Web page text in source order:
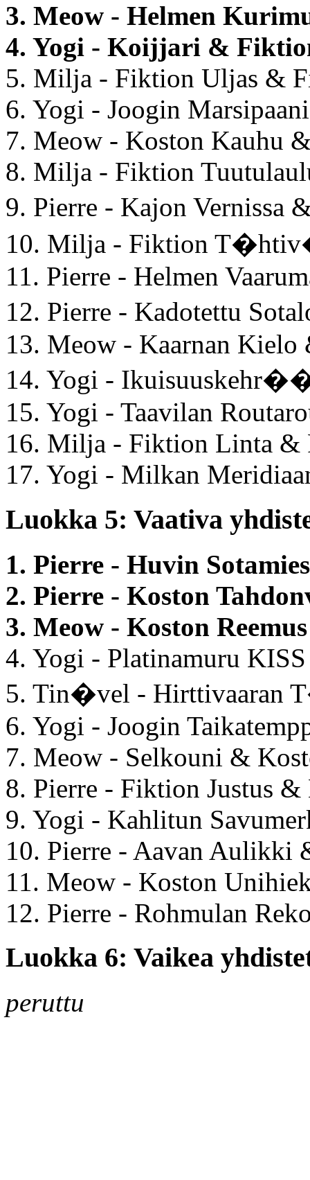
3. Meow - Helmen
4. Yogi - Koijjari &
5. Milja - Fiktion Uljas &
6. Yogi - Joogin
7. Meow - Koston Kauhu
8. Milja - Fiktion
9. Pierre - Kajon Vernissa
10. Milja - Fiktion
11. Pierre - Helmen
12. Pierre - Kadotettu
13. Meow - Kaarnan
14. Yogi -
15. Yogi - Taavilan
16. Milja - Fiktion Linta &
17. Yogi - Milkan
Luokka 5: Vaativa
1. Pierre - Huvin
2. Pierre - Koston
3. Meow - Koston
4. Yogi - Platinamuru
5. Tin�vel -
6. Yogi - Joogin
7. Meow - Selkouni &
8. Pierre - Fiktion Justus
9. Yogi - Kahlitun
10. Pierre - Aavan Aulikki
11. Meow - Koston
12. Pierre - Rohmulan
Luokka 6: Vaikea
peruttu